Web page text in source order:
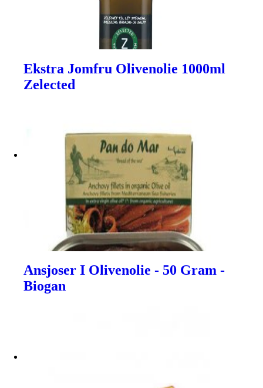
Ekstra Jomfru Olivenolie 1000ml
Zelected
Ansjoser I Olivenolie - 50 Gram -
Biogan